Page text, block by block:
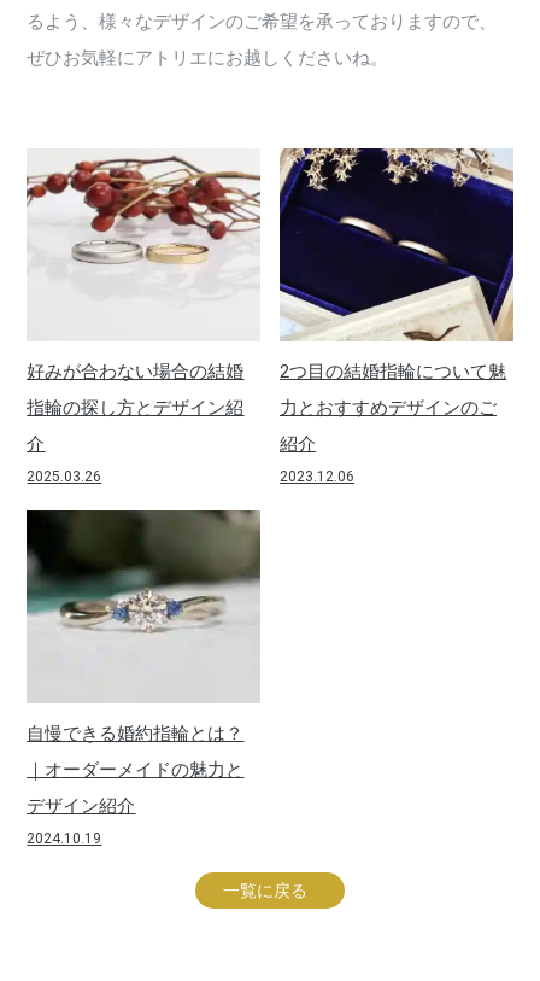
るよう、様々なデザインのご希望を承っておりますので、
ぜひお気軽にアトリエにお越しくださいね。
好みが合わない場合の結婚
指輪の探し方とデザイン紹
介
2025.03.26
2つ目の結婚指輪について魅
力とおすすめデザインのご
紹介
2023.12.06
自慢できる婚約指輪とは？
｜オーダーメイドの魅力と
デザイン紹介
2024.10.19
一覧に戻る